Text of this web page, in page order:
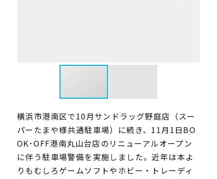
横浜市港南区で10月サンドラッグ野庭店（スー
パーたまや様共通駐車場）に続き、11月1日BO
OK･OFF港南丸山台店のリニューアルオープン
に伴う駐車場警備を実施しました。近年は本よ
りもむしろゲームソフトやホビー・トレーディ